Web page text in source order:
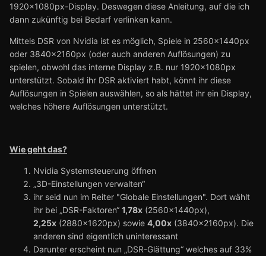
1920x1080px-Display. Deswegen diese Anleitung, auf die ich
dann zukünftig bei Bedarf verlinken kann.
Mittels DSR von Nvidia ist es möglich, Spiele in 2560x1440px
oder 3840x2160px (oder auch anderen Auflösungen) zu
spielen, obwohl das interne Display z.B. nur 1920x1080px
unterstützt. Sobald ihr DSR aktiviert habt, könnt ihr diese
Auflösungen in Spielen auswählen, so als hättet ihr ein Display,
welches höhere Auflösungen unterstützt.
Wie geht das?
Nvidia Systemsteuerung öffnen
„3D-Einstellungen verwalten“
ihr seid nun im Reiter "Globale Einstellungen". Dort wählt
ihr bei „DSR-Faktoren“ 1,78x (2560x1440px),
2,25x (2880x1620px) sowie 4,00x (3840x2160px). Die
anderen sind eigentlich uninteressant
Darunter erscheint nun „DSR-Glättung“ welches auf 33%